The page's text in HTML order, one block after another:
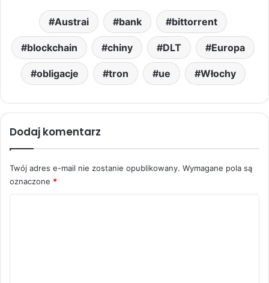
Austrai bank bittorrent
blockchain chiny DLT Europa
obligacje tron ue Włochy
Dodaj komentarz
Twój adres e-mail nie zostanie opublikowany. Wymagane pola są
oznaczone *